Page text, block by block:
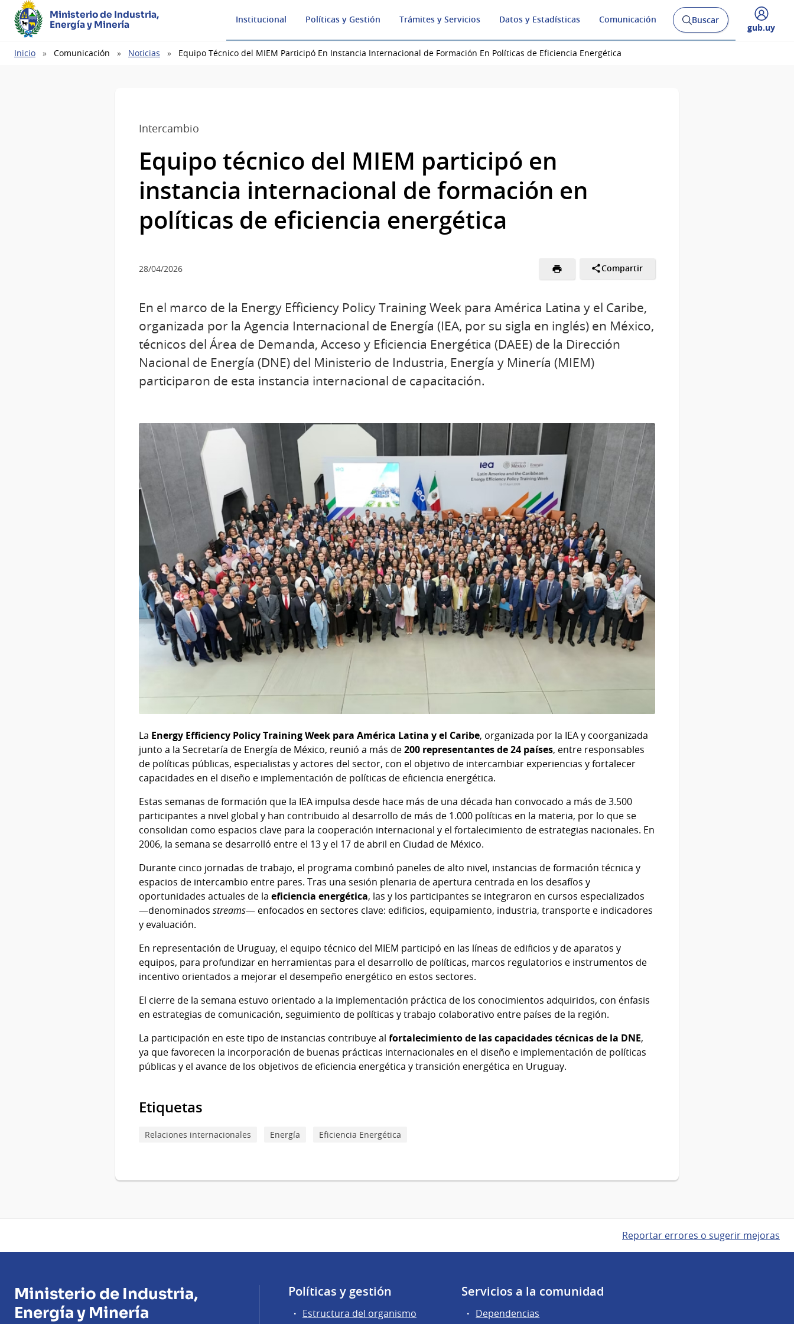
Ministerio de Industria,
Energía y Minería
Institucional Políticas y Gestión Trámites y Servicios Datos y Estadísticas Comunicación
Abrir
buscador
Buscar
Desplegar
gub.uy
Ruta
Inicio Comunicación Noticias Equipo Técnico del MIEM Participó En Instancia Internacional de Formación En Políticas de Eficiencia Energética
Intercambio
Equipo técnico del MIEM participó en
instancia internacional de formación en
políticas de eficiencia energética
28/04/2026 Compartir
En el marco de la Energy Efficiency Policy Training Week para América Latina y el Caribe,
organizada por la Agencia Internacional de Energía (IEA, por su sigla en inglés) en México,
técnicos del Área de Demanda, Acceso y Eficiencia Energética (DAEE) de la Dirección
Nacional de Energía (DNE) del Ministerio de Industria, Energía y Minería (MIEM)
participaron de esta instancia internacional de capacitación.
La Energy Efficiency Policy Training Week para América Latina y el Caribe, organizada por la IEA y coorganizada
junto a la Secretaría de Energía de México, reunió a más de200 representantes de 24 países, entre responsables
de políticas públicas, especialistas y actores del sector, con el objetivo de intercambiar experiencias y fortalecer
capacidades en el diseño e implementación de políticas de eficiencia energética.
Estas semanas de formación que la IEA impulsa desde hace más de una década han convocado a más de 3.500
participantes a nivel global y han contribuido al desarrollo de más de 1.000 políticas en la materia, por lo que se
consolidan como espacios clave para la cooperación internacional y el fortalecimiento de estrategias nacionales. En
2006, la semana se desarrolló entre el 13 y el 17 de abril en Ciudad de México.
Durante cinco jornadas de trabajo, el programa combinó paneles de alto nivel, instancias de formación técnica y
espacios de intercambio entre pares. Tras una sesión plenaria de apertura centrada en los desafíos y
oportunidades actuales de la eficiencia energética, las y los participantes se integraron en cursos especializados
—denominados streams— enfocados en sectores clave: edificios, equipamiento, industria, transporte e indicadores
y evaluación.
En representación de Uruguay, el equipo técnico del MIEM participó en las líneas de edificios y de aparatos y
equipos, para profundizar en herramientas para el desarrollo de políticas, marcos regulatorios e instrumentos de
incentivo orientados a mejorar el desempeño energético en estos sectores.
El cierre de la semana estuvo orientado a la implementación práctica de los conocimientos adquiridos, con énfasis
en estrategias de comunicación, seguimiento de políticas y trabajo colaborativo entre países de la región.
La participación en este tipo de instancias contribuye al fortalecimiento de las capacidades técnicas de la DNE,
ya que favorecen la incorporación de buenas prácticas internacionales en el diseño e implementación de políticas
públicas y el avance de los objetivos de eficiencia energética y transición energética en Uruguay.
Etiquetas
Relaciones internacionales Energía Eficiencia Energética
Reportar errores o sugerir mejoras
Ministerio de Industria,
Energía y Minería
Políticas y gestión
Estructura del organismo
Servicios a la comunidad
Dependencias